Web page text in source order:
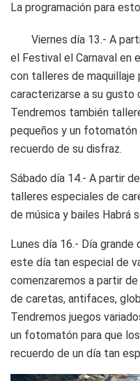
La programación para
Viernes día 13.- A
el Festival el Carnaval en
con talleres de maquillaje
caracterizarse a su gusto
Tendremos también
pequeños y un fotomatón
recuerdo de su disfraz.
Sábado día 14.- A partir
talleres especiales de
de música y bailes Habrá
Lunes día 16.- Día grande
este día tan especial de
comenzaremos a partir
de caretas, antifaces,
Tendremos juegos
un fotomatón para que
recuerdo de un día tan